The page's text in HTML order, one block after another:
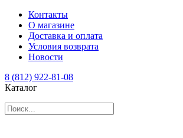
Контакты
О магазине
Доставка и оплата
Условия возврата
Новости
8 (812) 922-81-08
Каталог